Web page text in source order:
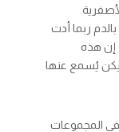
ربما أدت
إن هذه
يكن يُسمع عنها
في المجموعات